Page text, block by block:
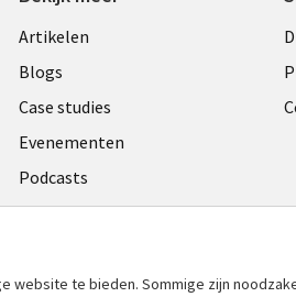
Library
Links
NETHERLANDS
Artikelen
Blogs
Case studies
Evenementen
Podcasts
Viewpoints
website te bieden. Sommige zijn